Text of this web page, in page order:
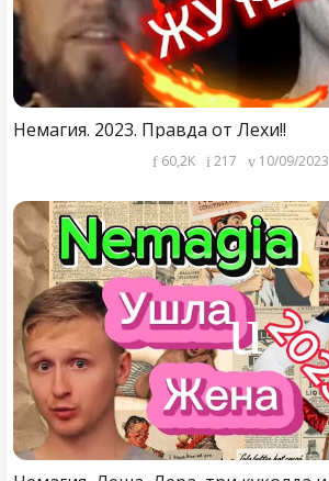
Немагия. 2023. Правда от Лехи!!
60,2K 217 10/09/2023